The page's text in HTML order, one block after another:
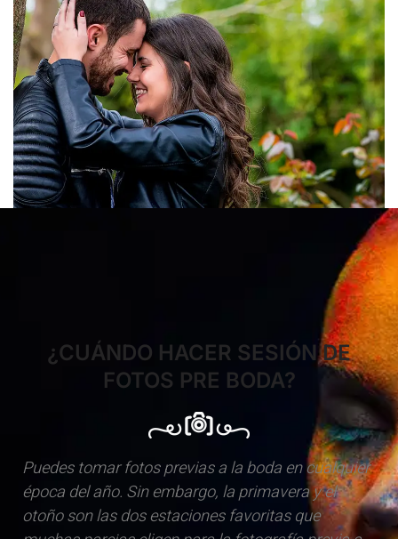
¿CUÁNDO HACER SESIÓN DE
FOTOS PRE BODA?
Puedes tomar fotos previas a la boda en cualquier
época del año. Sin embargo, la primavera y el
otoño son las dos estaciones favoritas que